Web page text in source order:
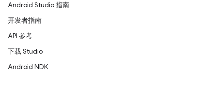
Android Studio 指南
开发者指南
API 参考
下载 Studio
Android NDK